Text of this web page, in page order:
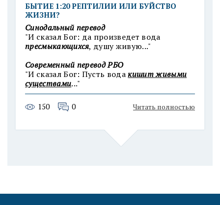
БЫТИЕ 1:20 РЕПТИЛИИ ИЛИ БУЙСТВО
ЖИЗНИ?
Синодальный перевод
"И сказал Бог: да произведет вода
пресмыкающихся, душу живую..."
Современный перевод РБО
"И сказал Бог: Пусть водакишит живыми
существами..."
150 0 Читать полностью